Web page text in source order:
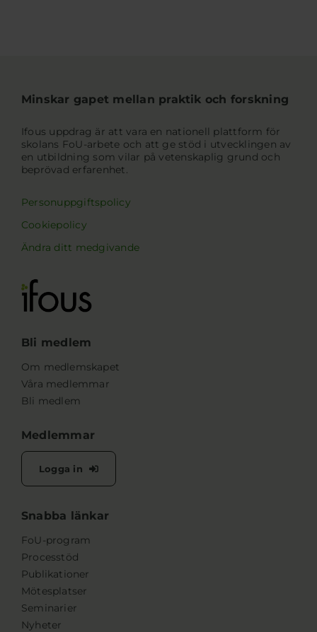
Minskar gapet mellan praktik och forskning
Ifous uppdrag är att vara en nationell plattform för
skolans FoU-arbete och att ge stöd i utvecklingen av
en utbildning som vilar på vetenskaplig grund och
beprövad erfarenhet.
Personuppgiftspolicy
Cookiepolicy
Ändra ditt medgivande
Bli medlem
Om medlemskapet
Våra medlemmar
Bli medlem
Medlemmar
Logga in
Snabba länkar
FoU-program
Processtöd
Publikationer
Mötesplatser
Seminarier
Nyheter